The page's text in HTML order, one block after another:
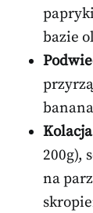
bazie
Kolacja
200g),
na